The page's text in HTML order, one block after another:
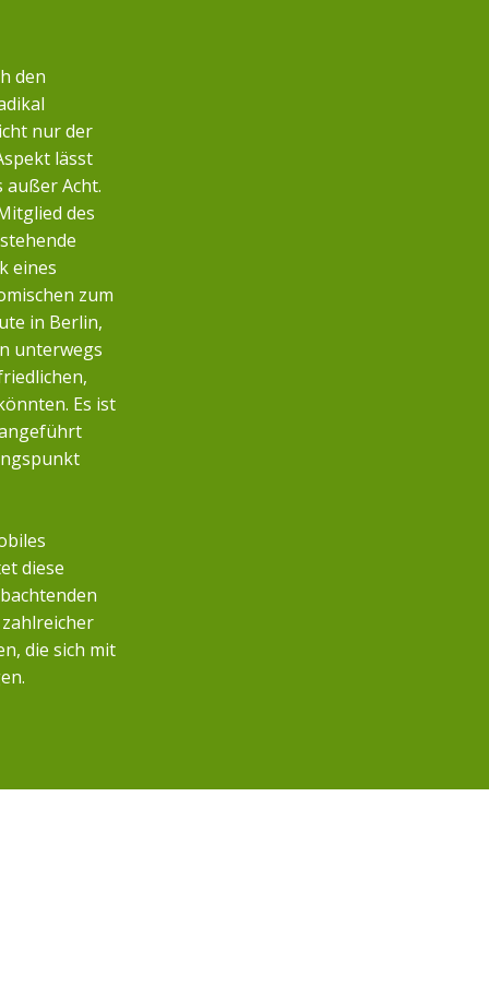
den
nur der
lässt
außer Acht.
des
eines
zum
in Berlin,
unterwegs
Es ist
diese
die sich mit